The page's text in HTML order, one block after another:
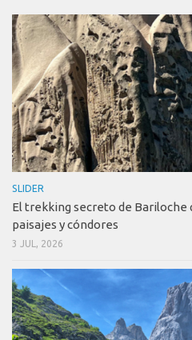
SLIDER
El trekking secreto de Bariloche
paisajes y cóndores
3 JUL, 2026